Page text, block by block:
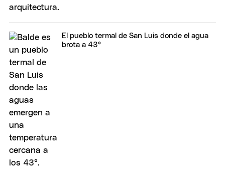
El pueblo termal de San Luis donde el agua
brota a 43°